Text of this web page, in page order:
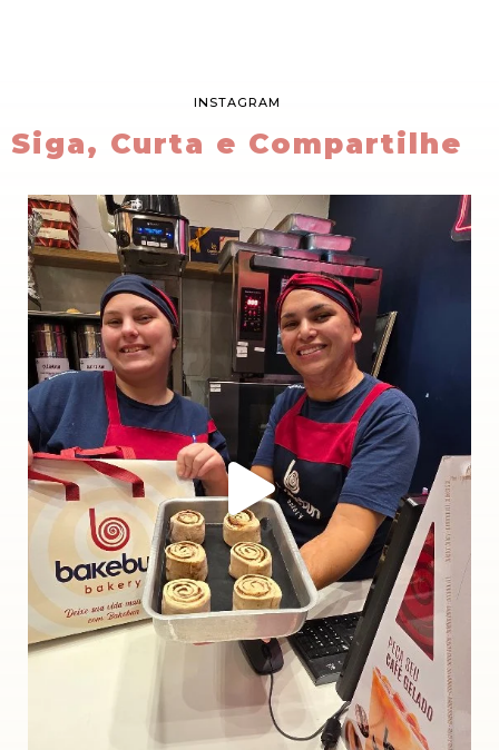
INSTAGRAM
Siga, Curta e Compartilhe